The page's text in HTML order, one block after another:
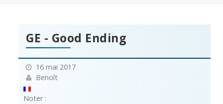
GE - Good Ending
16 mai 2017
Benoît
Noter :